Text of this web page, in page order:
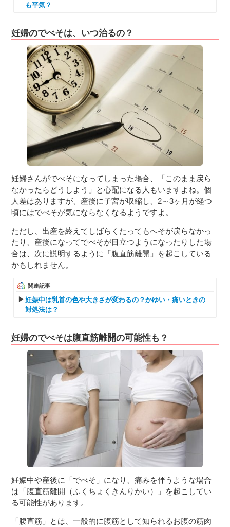
も平気？
妊婦のでべそは、いつ治るの？
妊婦さんがでべそになってしまった場合、「このまま戻ら
なかったらどうしよう」と心配になる人もいますよね。個
人差はありますが、産後に子宮が収縮し、2～3ヶ月が経つ
頃にはでべそが気にならなくなるようですよ。
ただし、出産を終えてしばらくたってもへそが戻らなかっ
たり、産後になってでべそが目立つようになったりした場
合は、次に説明するように「腹直筋離開」を起こしている
かもしれません。
関連記事
妊娠中は乳首の色や大きさが変わるの？かゆい・痛いときの
対処法は？
妊婦のでべそは腹直筋離開の可能性も？
妊娠中や産後に「でべそ」になり、痛みを伴うような場合
は「腹直筋離開（ふくちょくきんりかい）」を起こしてい
る可能性があります。
「腹直筋」とは、一般的に腹筋として知られるお腹の筋肉